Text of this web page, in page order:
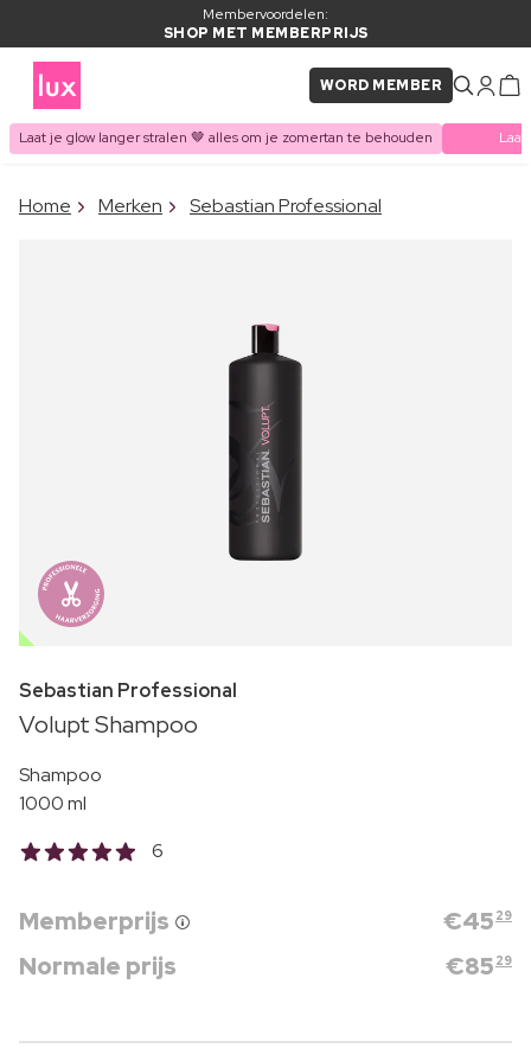
Membervoordelen:
SHOP MET MEMBERPRIJS
WORD MEMBER
Laat je glow langer stralen 🤎 alles om je zomertan te behouden
ITEM TOEGEVOEGD AAN
Home Merken Sebastian Professional
OUTLET
Sebastian Professional
Volupt Shampoo
Shampoo
1000 ml
6
Memberprijs €45 29
Normale prijs €85 29